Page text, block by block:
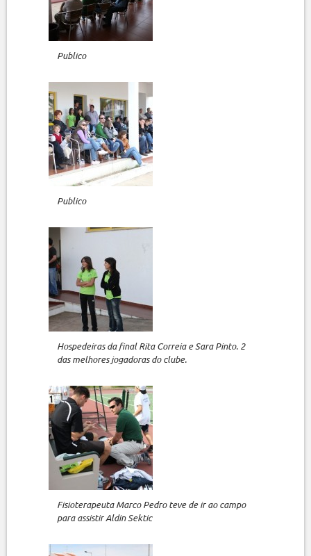
Publico
Publico
Hospedeiras da final Rita Correia e Sara Pinto. 2
das melhores jogadoras do clube.
Fisioterapeuta Marco Pedro teve de ir ao campo
para assistir Aldin Sektic